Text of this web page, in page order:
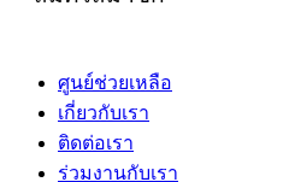
ศูนย์ช่วยเหลือ
เกี่ยวกับเรา
ติดต่อเรา
ร่วมงานกับเรา